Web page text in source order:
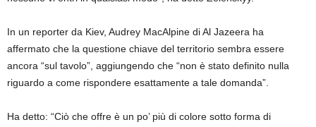
In un reporter da Kiev, Audrey MacAlpine di Al Jazeera ha
affermato che la questione chiave del territorio sembra essere
ancora “sul tavolo”, aggiungendo che “non è stato definito nulla
riguardo a come rispondere esattamente a tale domanda”.
Ha detto: “Ciò che offre è un po’ più di colore sotto forma di